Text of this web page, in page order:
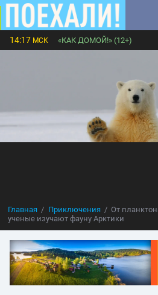
14:17 МСК «КАК ДОМОЙ!» (12+)
Главная Приключения
От
ученые изучают фауну Арктики